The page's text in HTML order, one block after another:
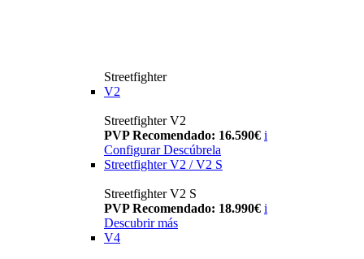
Streetfighter
V2
Streetfighter V2
PVP Recomendado: 16.590€ i
Configurar Descúbrela
Streetfighter V2 / V2 S
Streetfighter V2 S
PVP Recomendado: 18.990€ i
Descubrir más
V4